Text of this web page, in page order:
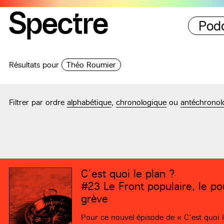
Résultats pour Théo Roumier
Filtrer par ordrealphabétique,chronologique ou
C’est quoi le plan ?
#23 Le Front populaire, le
grève
Pour ce nouvel épisode de « C’est quoi